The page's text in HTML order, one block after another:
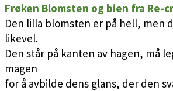
Frøken Blomsten og bien fra Re-
Den lilla blomsten er på hell, men
likevel.
Den står på kanten av hagen, må
magen
for å avbilde dens glans, der den